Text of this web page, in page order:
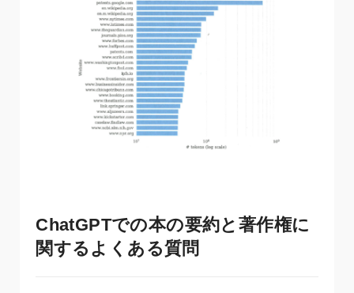
ChatGPTでの本の要約と著作権に
関するよくある質問